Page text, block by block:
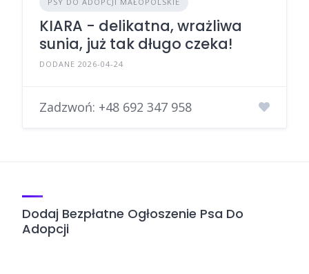
KIARA - delikatna, wrażliwa
sunia, już tak długo czeka!
DODANE 2026-04-24
Zadzwoń: +48 692 347 958
Dodaj Bezpłatne Ogłoszenie Psa Do
Adopcji